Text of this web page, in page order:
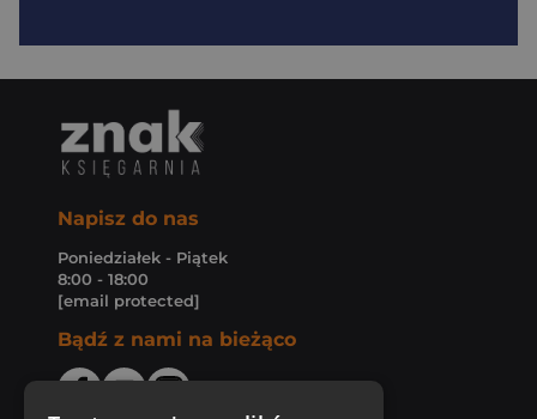
Napisz do nas
Poniedziałek - Piątek
8:00 - 18:00
[email protected]
Bądź z nami na bieżąco